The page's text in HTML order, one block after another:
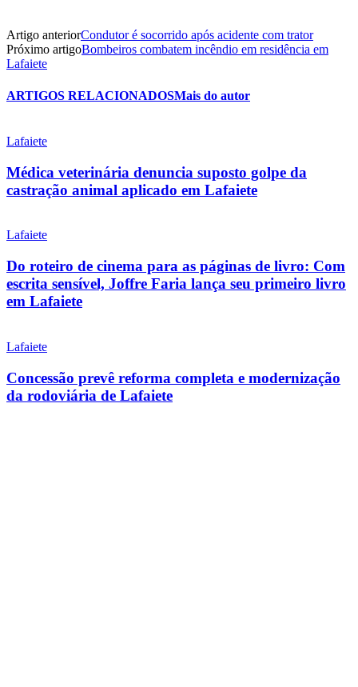
Artigo anteriorCondutor é socorrido após acidente com trator
Próximo artigoBombeiros combatem incêndio em residência em
Lafaiete
ARTIGOS RELACIONADOSMais do autor
Lafaiete
Médica veterinária denuncia suposto golpe da
castração animal aplicado em Lafaiete
Lafaiete
Do roteiro de cinema para as páginas de livro: Com
escrita sensível, Joffre Faria lança seu primeiro livro
em Lafaiete
Lafaiete
Concessão prevê reforma completa e modernização
da rodoviária de Lafaiete